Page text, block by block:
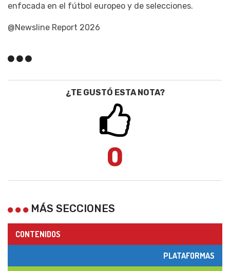
enfocada en el fútbol europeo y de selecciones.
@Newsline Report 2026
¿TE GUSTÓ ESTA NOTA?
0
MÁS SECCIONES
CONTENIDOS
PLATAFORMAS